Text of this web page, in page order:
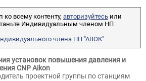
ко всему контенту, авторизуйтесь или
Индивидуальным членом НП
члена НП "АВОК"
установок повышения давления и
CNP Aikon
проектной группы по станциям